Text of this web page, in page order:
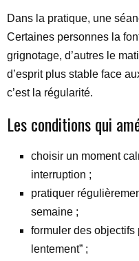
Dans la pratique, une
Certaines personnes la
grignotage, d’autres le
d’esprit plus stable face
c’est la régularité.
Les conditions qui
choisir un moment
interruption ;
pratiquer
semaine ;
formuler des objectifs
lentement” ;